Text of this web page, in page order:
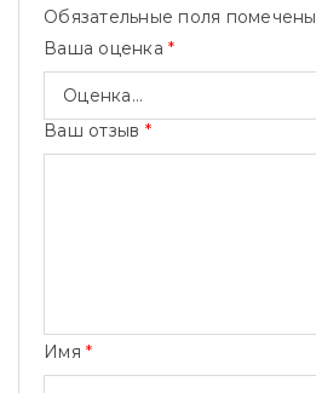
Обязательные поля помечены
Ваша оценка *
Ваш отзыв *
Имя *